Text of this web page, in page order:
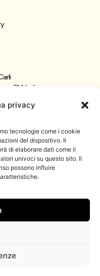
privacy
tecnologie come i cookie
del dispositivo. Il
di elaborare dati come il
univoci su questo sito. Il
possono influire
RM, Italia
riservati